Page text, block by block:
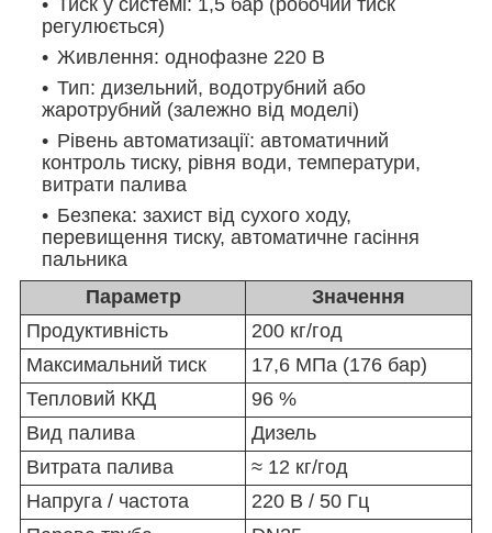
регулюється)
Живлення: однофазне 220 В
Тип: дизельний, водотрубний або
жаротрубний (залежно від моделі)
Рівень автоматизації: автоматичний
контроль тиску, рівня води, температури,
витрати палива
Безпека: захист від сухого ходу,
перевищення тиску, автоматичне гасіння
пальника
Параметр
Значення
Продуктивність
200 кг/год
Максимальний тиск
17,6 МПа (176 бар)
Тепловий ККД
96 %
Вид палива
Дизель
Витрата палива
≈ 12 кг/год
Напруга / частота
220 В / 50 Гц